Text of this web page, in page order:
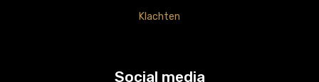
Klachten
Social media